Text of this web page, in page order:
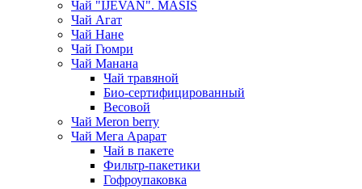
Чай "IJEVAN". MASIS
Чай Агат
Чай Нане
Чай Гюмри
Чай Манана
Чай травяной
Био-сертифицированный
Весовой
Чай Meron berry
Чай Мега Арарат
Чай в пакете
Фильтр-пакетики
Гофроупаковка